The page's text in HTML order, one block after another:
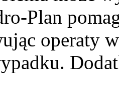
Plan
operaty